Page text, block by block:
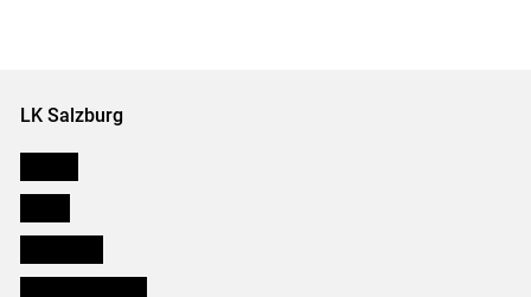
LK Salzburg